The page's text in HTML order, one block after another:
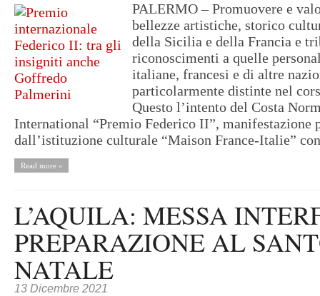
PALERMO – Promuovere e
bellezze artistiche, storico
della Sicilia e della Francia e
riconoscimenti a quelle
italiane, francesi e di altre
particolarmente distinte nel
Questo l’intento del Costa
International “Premio Federico II”, manifestazione
dall’istituzione culturale “Maison France-Italie”
Read more »
L’AQUILA: MESSA
PREPARAZIONE AL
NATALE
13 Dicembre 2021